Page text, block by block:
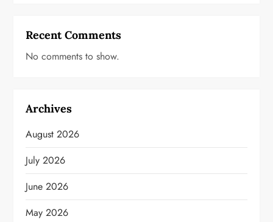
Recent Comments
No comments to show.
Archives
August 2026
July 2026
June 2026
May 2026